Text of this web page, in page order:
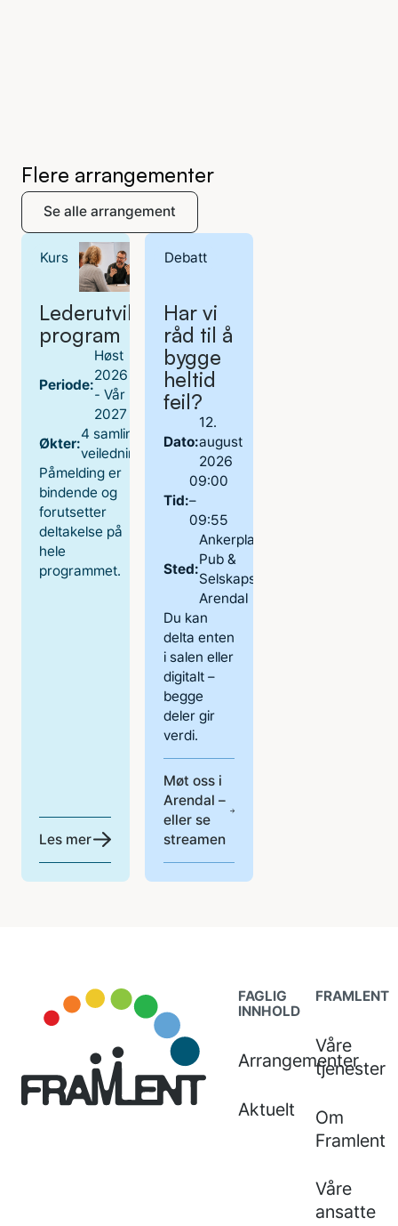
Flere arrangementer
Se alle arrangement
Kurs
Lederutviklings­
program
Periode:
Høst
2026
- Vår
2027
Økter:
4 samlinger / 2
veiledningsøkter
Påmelding er
bindende og
forutsetter
deltakelse på
hele
programmet.
Les mer
Debatt
Har vi
råd til å
bygge
heltid
feil?
Dato:
12.
august
2026
Tid:
09:00
–
09:55
Sted:
Ankerplassen
Pub &
Selskapslokaler,
Arendal
Du kan
delta enten
i salen eller
digitalt –
begge
deler gir
verdi.
Møt oss i
Arendal –
eller se
streamen
FAGLIG
INNHOLD
Arrangementer
Aktuelt
FRAMLENT
Våre
tjenester
Om
Framlent
Våre
ansatte